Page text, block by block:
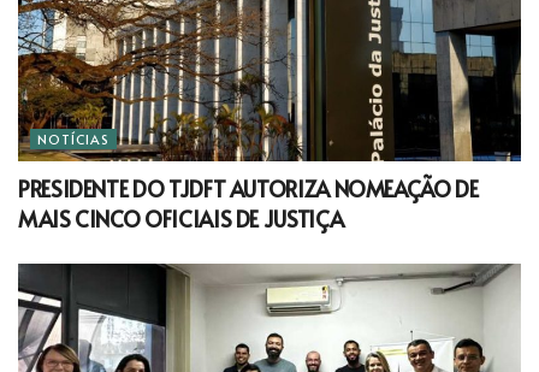
NOTÍCIAS
PRESIDENTE DO TJDFT AUTORIZA NOMEAÇÃO DE
MAIS CINCO OFICIAIS DE JUSTIÇA